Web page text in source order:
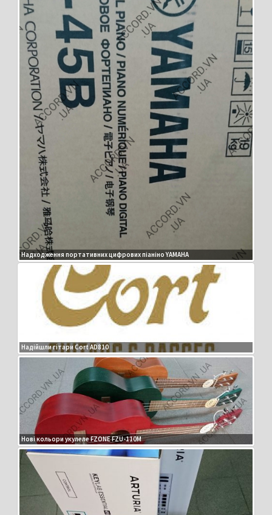
Надходження портативних цифрових піаніно YAMAHA
Надійшли гітари Cort AD810
Нові кольори укулеле FZONE FZU-110M